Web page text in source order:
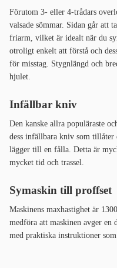
Förutom 3- eller 4-trådars
valsade sömmar. Sidan går att
friarm, vilket är idealt när du
otroligt enkelt att förstå och
för misstag. Stygnlängd och
hjulet.
Infällbar kniv
Den kanske allra populäraste
dess infällbara kniv som
lägger till en fålla. Detta är
mycket tid och trassel.
Symaskin till proffset
Maskinens maxhastighet är
medföra att maskinen avger
med praktiska instruktioner